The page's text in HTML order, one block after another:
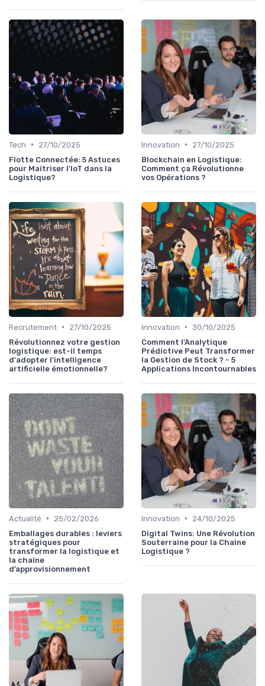
Tech •
27/10/2025
Flotte Connectée: 5 Astuces
pour Maîtriser l'IoT dans la
Logistique?
Innovation •
27/10/2025
Blockchain en Logistique:
Comment ça Révolutionne
vos Opérations ?
Recrutement •
27/10/2025
Révolutionnez votre gestion
logistique: est-il temps
d'adopter l'intelligence
artificielle émotionnelle?
Innovation • 30/10/2025
Comment l'Analytique
Prédictive Peut Transformer
la Gestion de Stock ? - 5
Applications Incontournables
Actualité •
25/02/2026
Emballages durables : leviers
stratégiques pour
transformer la logistique et
la chaîne
d’approvisionnement
Innovation •
24/10/2025
Digital Twins: Une Révolution
Souterraine pour la Chaîne
Logistique ?